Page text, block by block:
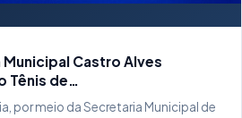
Castro Alves
Tênis de…
por meio da Secretaria Municipal de